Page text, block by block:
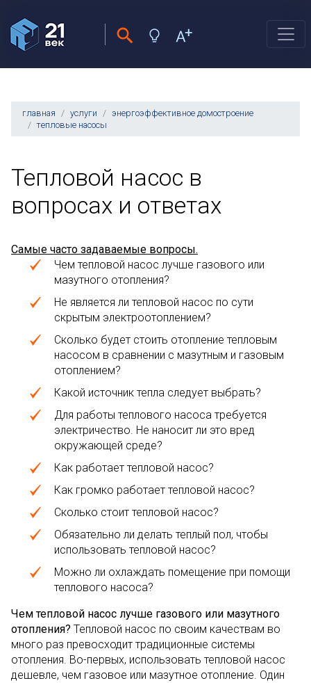
главная услуги
энергоэффективное домостроение
тепловые насосы
Тепловой насос в
вопросах и ответах
Самые часто задаваемые вопросы.
Чем тепловой насос лучше газового или
мазутного отопления?
Не является ли тепловой насос по сути
скрытым электроотоплением?
Сколько будет стоить отопление тепловым
насосом в сравнении с мазутным и газовым
отоплением?
Какой источник тепла следует выбрать?
Для работы теплового насоса требуется
электричество. Не наносит ли это вред
окружающей среде?
Как работает тепловой насос?
Как громко работает тепловой насос?
Сколько стоит тепловой насос?
Обязательно ли делать теплый пол, чтобы
использовать тепловой насос?
Можно ли охлаждать помещение при помощи
теплового насоса?
Чем тепловой насос лучше газового или мазутного
отопления? Тепловой насос по своим качествам во
много раз превосходит традиционные системы
отопления. Во-первых, использовать тепловой насос
дешевле, чем газовое или мазутное отопление. Один